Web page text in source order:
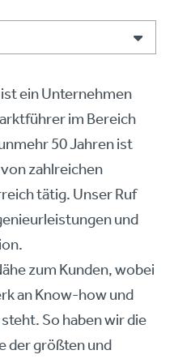
ein Unternehmen
im Bereich
50 Jahren ist
zahlreichen
tätig. Unser Ruf
und
zum Kunden, wobei
an Know-how und
So haben wir die
der größten und